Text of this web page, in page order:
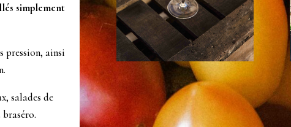
simplement
pression, ainsi
salades de